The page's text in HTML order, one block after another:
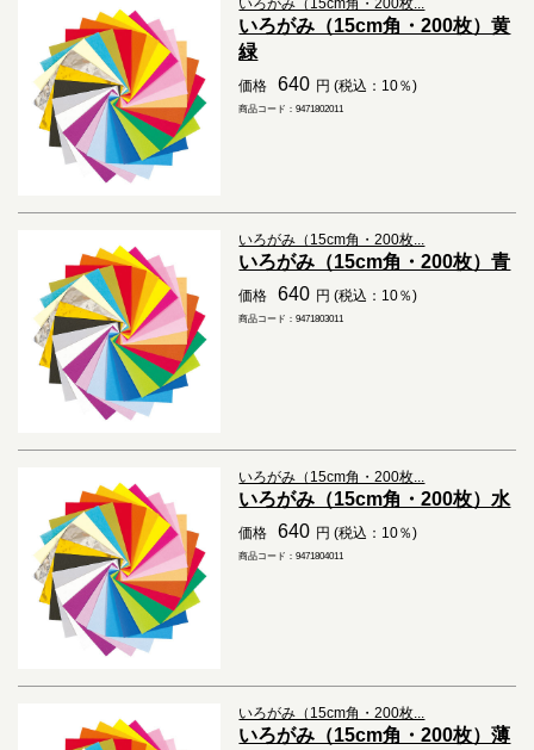
いろがみ（15cm角・200枚...
いろがみ（15cm角・200枚）黄
緑
価格 640 円 (税込：10％)
商品コード：9471802011
いろがみ（15cm角・200枚...
いろがみ（15cm角・200枚）青
価格 640 円 (税込：10％)
商品コード：9471803011
いろがみ（15cm角・200枚...
いろがみ（15cm角・200枚）水
価格 640 円 (税込：10％)
商品コード：9471804011
いろがみ（15cm角・200枚...
いろがみ（15cm角・200枚）薄